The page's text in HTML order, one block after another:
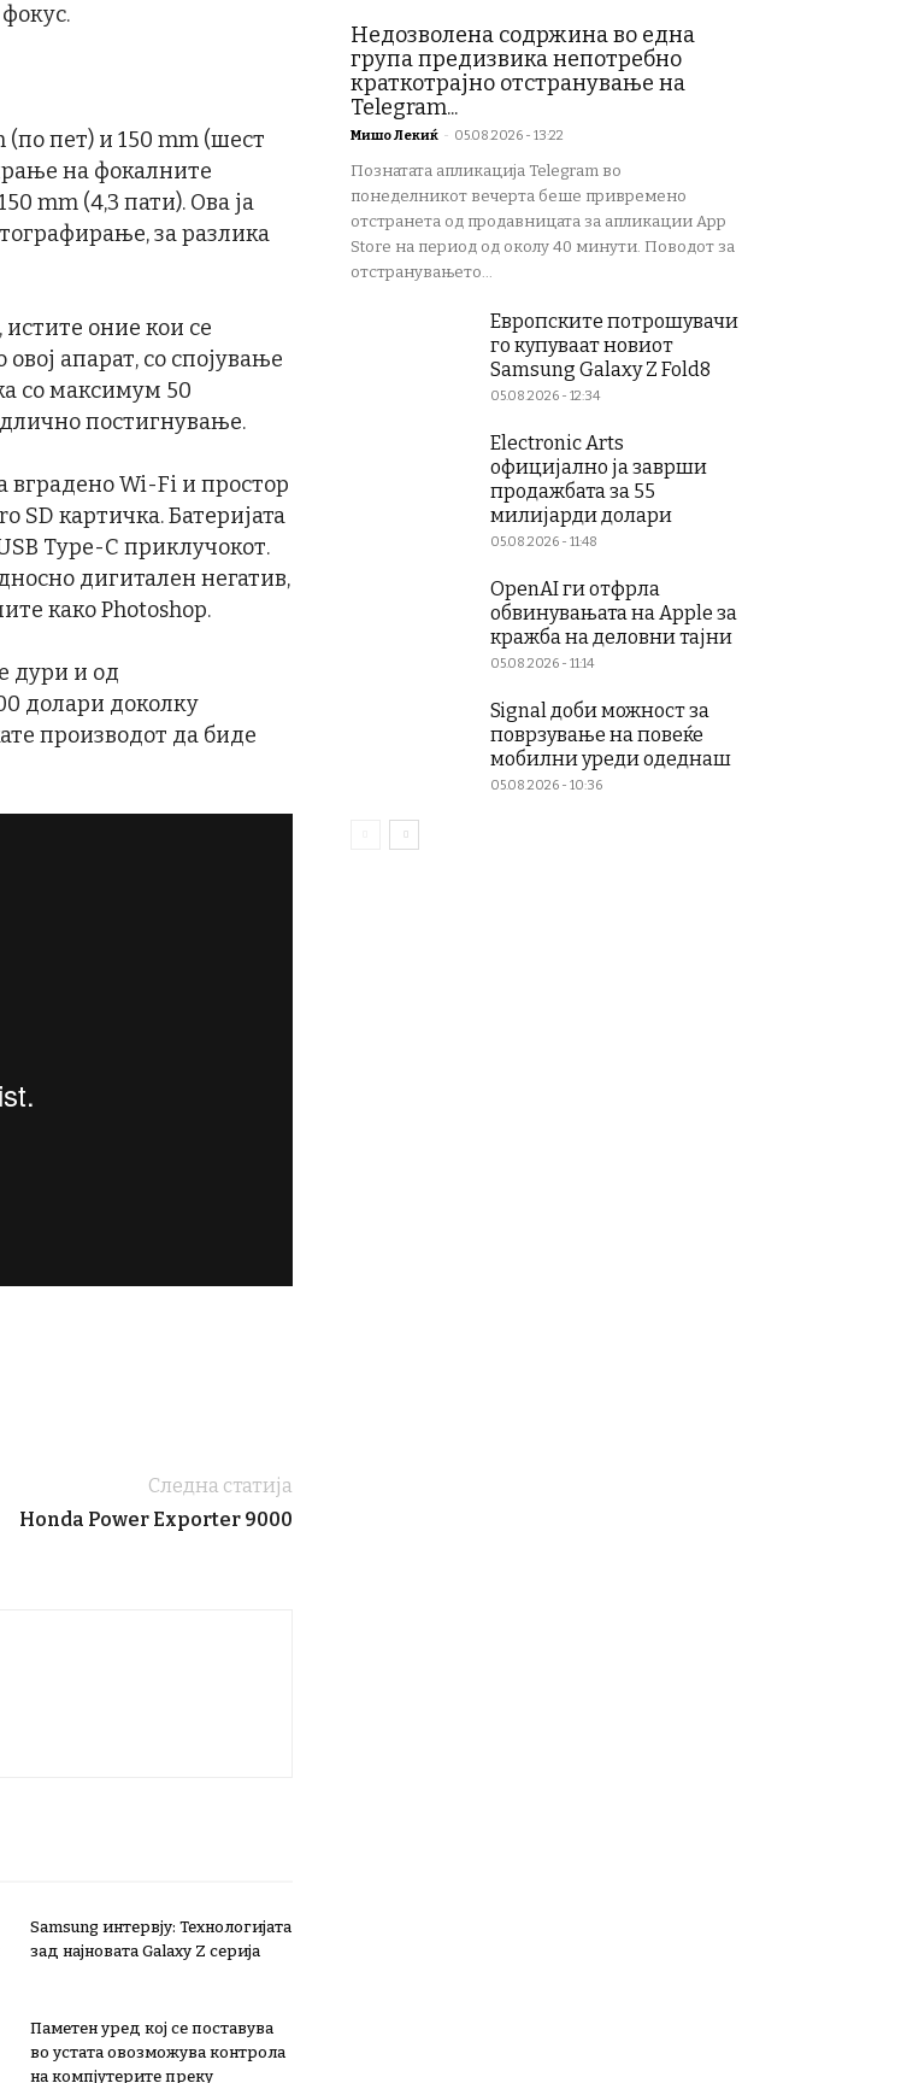
пет) и 150 mm (шест
на фокалните
mm (4,3 пати). Ова ја
за разлика
истите оние кои се
апарат, со спојување
со максимум 50
постигнување.
вградено Wi-Fi и простор
SD картичка. Батеријата
Type-C приклучокот.
дигитален негатив,
како Photoshop.
дури и од
долари доколку
производот да биде
Следна статија
Honda Power Exporter 9000
Samsung интервју: Технологијата
зад најновата Galaxy Z серија
Паметен уред кој се поставува
во устата овозможува контрола
на компјутерите преку
Недозволена содржина во една
група предизвика непотребно
краткотрајно отстранување на
Telegram...
Мишо Лекиќ - 05.08.2026 - 13:22
Познатата апликација Telegram во
понеделникот вечерта беше привремено
отстранета од продавницата за апликации App
Store на период од околу 40 минути. Поводот за
отстранувањето...
Европските потрошувачи
го купуваат новиот
Samsung Galaxy Z Fold8
05.08.2026 - 12:34
Electronic Arts
официјално ја заврши
продажбата за 55
милијарди долари
05.08.2026 - 11:48
OpenAI ги отфрла
обвинувањата на Apple за
кражба на деловни тајни
05.08.2026 - 11:14
Signal доби можност за
поврзување на повеќе
мобилни уреди одеднаш
05.08.2026 - 10:36